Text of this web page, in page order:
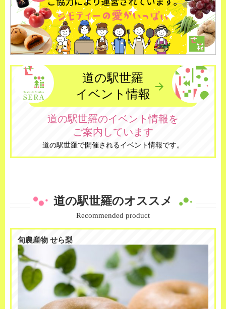
道の駅世羅
イベント情報
道の駅世羅のイベント情報を
ご案内しています
道の駅世羅で開催されるイベント情報です。
道の駅世羅のオススメ
Recommended product
旬農産物 せら梨